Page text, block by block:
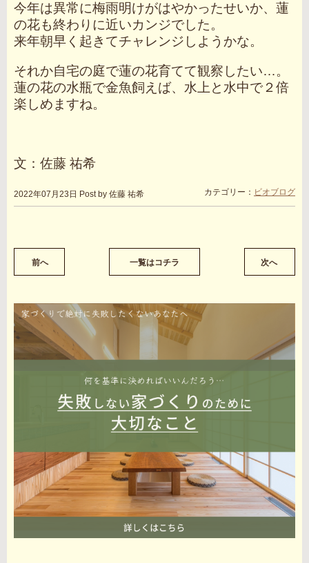
今年は異常に梅雨明けがはやかったせいか、蓮
の花も終わりに近いカンジでした。
来年朝早く起きてチャレンジしようかな。
それか自宅の庭で蓮の花育てて観察したい…。
蓮の花の水瓶で金魚飼えば、水上と水中で２倍
楽しめますね。
文：佐藤 祐希
2022年07月23日 Post by 佐藤 祐希 カテゴリー： ビオブログ
前へ 一覧はコチラ 次へ